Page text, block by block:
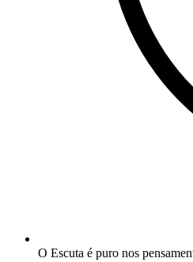
O Escuta é puro nos